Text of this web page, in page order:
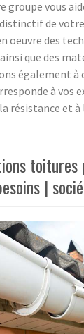
groupe vous
de
oeuvre des
que des
également à
à vos
résistance et
|